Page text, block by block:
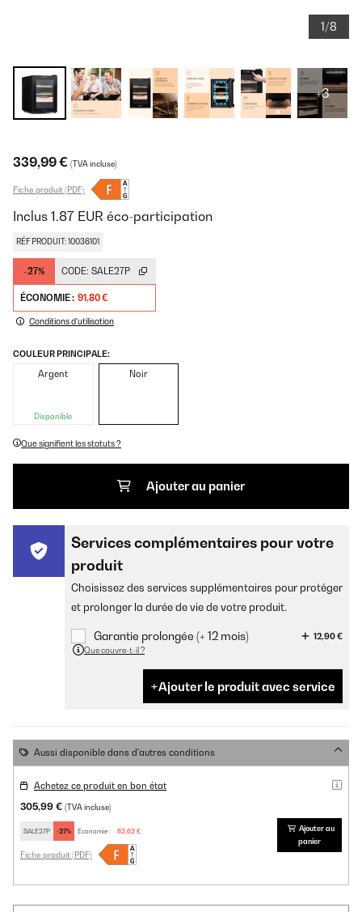
1/8
+3
339,99 € (TVA incluse)
Fiche produit (PDF)
Inclus 1.87 EUR éco-participation
RÉF PRODUIT: 10036101
-27% CODE: SALE27P
ÉCONOMIE : 91,80 €
Conditions d'utilisation
COULEUR PRINCIPALE:
Argent
Disponible
Noir
Que signifient les statuts ?
Ajouter au panier
Services complémentaires pour votre
produit
Choisissez des services supplémentaires pour protéger
et prolonger la durée de vie de votre produit.
Garantie prolongée (+ 12 mois)
12,90 €
Que couvre-t-il ?
Ajouter le produit avec service
Aussi disponible dans d'autres conditions
Achetez ce produit en bon état
305,99 € (TVA incluse)
SALE27P -27% Économie : 82,62 €
Fiche produit (PDF)
Ajouter au
panier